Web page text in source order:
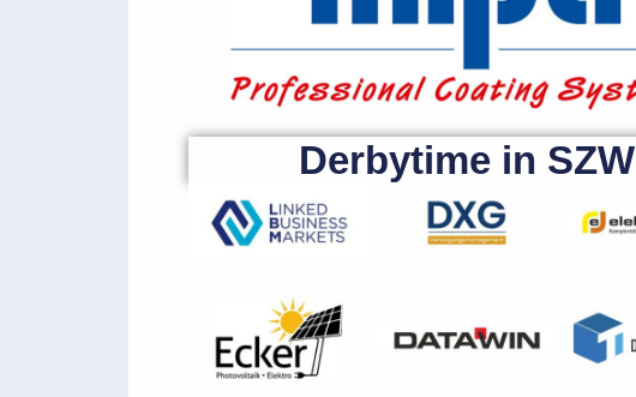
Derbytime in SZW